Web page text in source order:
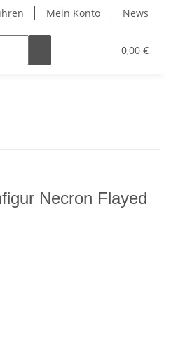
Mein Konto News
0,00 €
Necron Flayed